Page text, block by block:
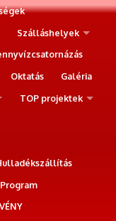
Szálláshelyek
Oktatás
Galéria
TOP projektek